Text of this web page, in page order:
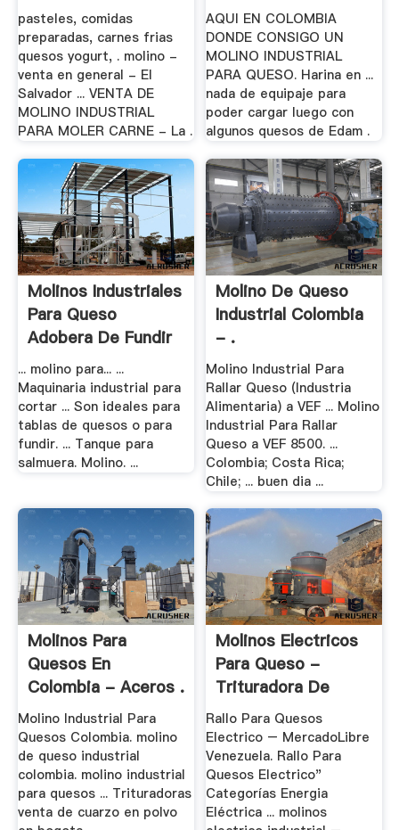
pasteles, comidas
preparadas, carnes frias
quesos yogurt, . molino -
venta en general - El
Salvador ... VENTA DE
MOLINO INDUSTRIAL
PARA MOLER CARNE - La .
AQUI EN COLOMBIA
DONDE CONSIGO UN
MOLINO INDUSTRIAL
PARA QUESO. Harina en ...
nada de equipaje para
poder cargar luego con
algunos quesos de Edam .
Molinos Industriales
Para Queso
Adobera De Fundir
... molino para... ...
Maquinaria industrial para
cortar ... Son ideales para
tablas de quesos o para
fundir. ... Tanque para
salmuera. Molino. ...
Molino De Queso
Industrial Colombia
- .
Molino Industrial Para
Rallar Queso (Industria
Alimentaria) a VEF ... Molino
Industrial Para Rallar
Queso a VEF 8500. ...
Colombia; Costa Rica;
Chile; ... buen dia ...
Molinos Para
Quesos En
Colombia - Aceros .
Molino Industrial Para
Quesos Colombia. molino
de queso industrial
colombia. molino industrial
para quesos ... Trituradoras
venta de cuarzo en polvo
Molinos Electricos
Para Queso -
Trituradora De
Cono
Rallo Para Quesos
Electrico – MercadoLibre
Venezuela. Rallo Para
Quesos Electrico"
Categorías Energia
Eléctrica ... molinos